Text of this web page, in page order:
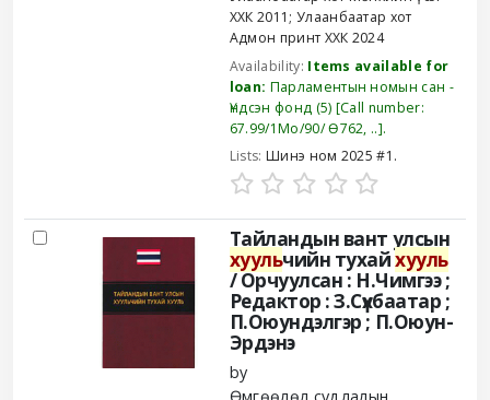
ХХК 2011; Улаанбаатар хот
Адмон принт ХХК 2024
Availability: Items available for
loan: Парламентын номын сан -
Үндсэн фонд (5) Call number:
67.99/1Мо/90/ Ө762, .. .
Lists: Шинэ ном 2025 #1 .
Тайландын вант улсын
хуульчийн тухайхууль
/Орчуулсан : Н.Чимгээ ;
Редактор : З.Сүхбаатар ;
П.Оюундэлгэр ; П.Оюун-
Эрдэнэ
by